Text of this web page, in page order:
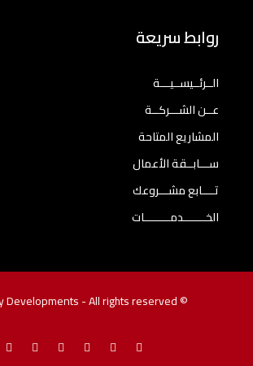
روابط سريعة
الــرئــيســيـــة
عــن الشـــركــة
المشاريع المتاحة
ســـابــقة الأعمال
تــــابع مشـــروعك
الخـــــــدمــــــــات
© AlBostany Developments - All rights reserved